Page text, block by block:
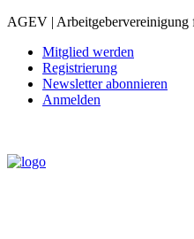
AGEV | Arbeitgebervereinigung
Mitglied werden
Registrierung
Newsletter abonnieren
Anmelden